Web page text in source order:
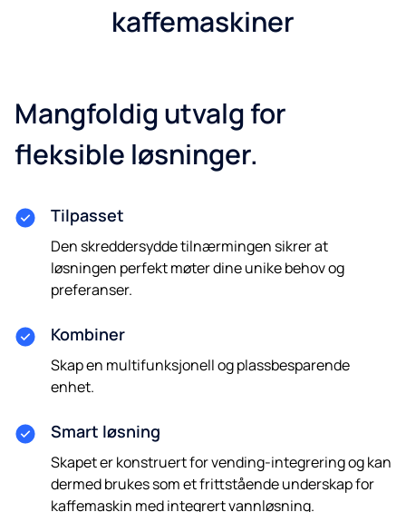
kaffemaskiner
Mangfoldig utvalg for
fleksible løsninger.
Tilpasset
Den skreddersydde tilnærmingen sikrer at
løsningen perfekt møter dine unike behov og
preferanser.
Kombiner
Skap en multifunksjonell og plassbesparende
enhet.
Smart løsning
Skapet er konstruert for vending-integrering og kan
dermed brukes som et frittstående underskap for
kaffemaskin med integrert vannløsning.